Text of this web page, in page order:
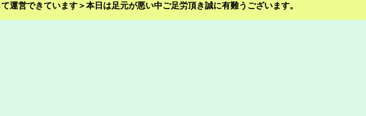
営できています＞本日は足元が悪い中ご足労頂き誠に有難うございます。